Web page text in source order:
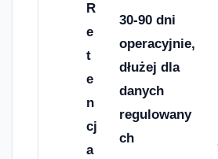
R
e
t
e
n
cj
a
30-90 dni
operacyjnie,
dłużej dla
danych
regulowany
ch